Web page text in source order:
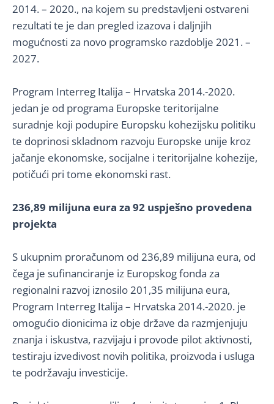
2014. – 2020., na kojem su predstavljeni ostvareni
rezultati te je dan pregled izazova i daljnjih
mogućnosti za novo programsko razdoblje 2021. –
2027.
Program Interreg Italija – Hrvatska 2014.-2020.
jedan je od programa Europske teritorijalne
suradnje koji podupire Europsku kohezijsku politiku
te doprinosi skladnom razvoju Europske unije kroz
jačanje ekonomske, socijalne i teritorijalne kohezije,
potičući pri tome ekonomski rast.
236,89 milijuna eura za 92 uspješno provedena
projekta
S ukupnim proračunom od 236,89 milijuna eura, od
čega je sufinanciranje iz Europskog fonda za
regionalni razvoj iznosilo 201,35 milijuna eura,
Program Interreg Italija – Hrvatska 2014.-2020. je
omogućio dionicima iz obje države da razmjenjuju
znanja i iskustva, razvijaju i provode pilot aktivnosti,
testiraju izvedivost novih politika, proizvoda i usluga
te podržavaju investicije.